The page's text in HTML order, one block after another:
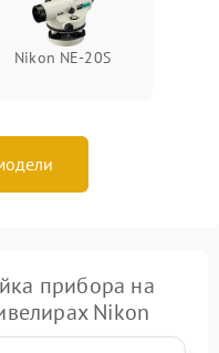
Nikon NE-20S
прибора на
Nikon